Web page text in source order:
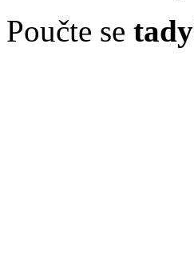
Poučte se tady